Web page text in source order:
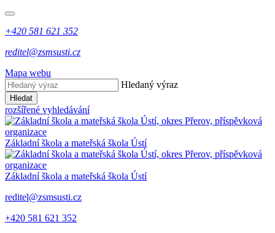
+420 581 621 352
reditel@zsmsusti.cz
Mapa webu
Hledaný výraz
Hledat
rozšířené vyhledávání
Základní škola a mateřská škola Ústí
Základní škola a mateřská škola Ústí
reditel@zsmsusti.cz
+420 581 621 352